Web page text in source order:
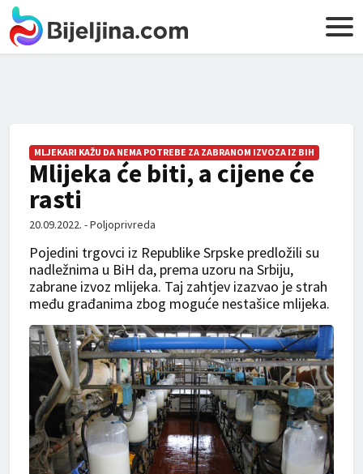
MLJEKARI KAŽU DA NEMA POTREBE ZA ZABRANOM IZVOZA IZ BIH
Mlijeka će biti, a cijene će
rasti
20.09.2022. - Poljoprivreda
Pojedini trgovci iz Republike Srpske predložili su
nadležnima u BiH da, prema uzoru na Srbiju,
zabrane izvoz mlijeka. Taj zahtjev izazvao je strah
među građanima zbog moguće nestašice mlijeka.